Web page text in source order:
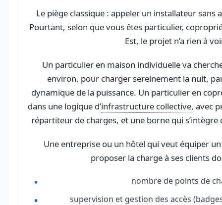
Le piège classique : appeler un installateur sans
Pourtant, selon que vous êtes particulier,
Est, le projet n’a rien à
Un particulier en maison individuelle va
environ, pour charger sereinement la nuit,
dynamique de la puissance. Un particulier en
dans une logique d’infrastructure collective, avec
répartiteur de charges, et une borne qui
Une entreprise ou un hôtel qui veut équiper
proposer la charge à ses clients
nombre de points de
supervision et gestion des accès